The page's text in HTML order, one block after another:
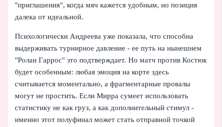
"приглашения", когда мяч кажется удобным, но позиция
далека от идеальной.
Психологически Андреева уже показала, что способна
выдерживать турнирное давление - ее путь на нынешнем
"Ролан Гаррос" это подтверждает. Но матч против Костюк
будет особенным: любая эмоция на корте здесь
считывается моментально, а фрагментарные провалы
могут не простить. Если Мирра сумеет использовать
статистику не как груз, а как дополнительный стимул -
именно этот полуфинал может стать отправной точкой